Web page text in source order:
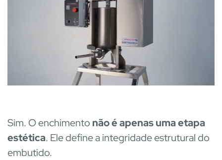
Sim. O enchimento não é apenas uma etapa
estética. Ele define a integridade estrutural do
embutido.